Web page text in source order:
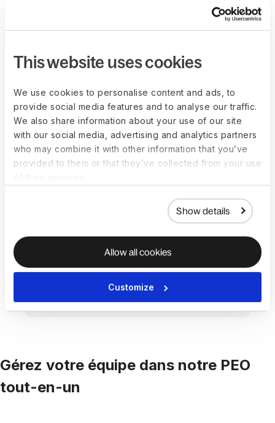
This website uses cookies
We use cookies to personalise content and ads, to
provide social media features and to analyse our traffic.
We also share information about your use of our site
with our social media, advertising and analytics partners
who may combine it with other information that you’ve
provided to them or that they’ve collected from your use
Show details
Allow all cookies
Customize
Heures Et Approbation Par
Les collaborateurs saisissent leur temps
via l'application Deel, le navigateur ou le
plugin Slack. Les responsables
examinent et approuvent avant que
quoi que ce soit ne soit transmis à la
paie.
Gérez votre équipe dans notre PEO
tout-en-un